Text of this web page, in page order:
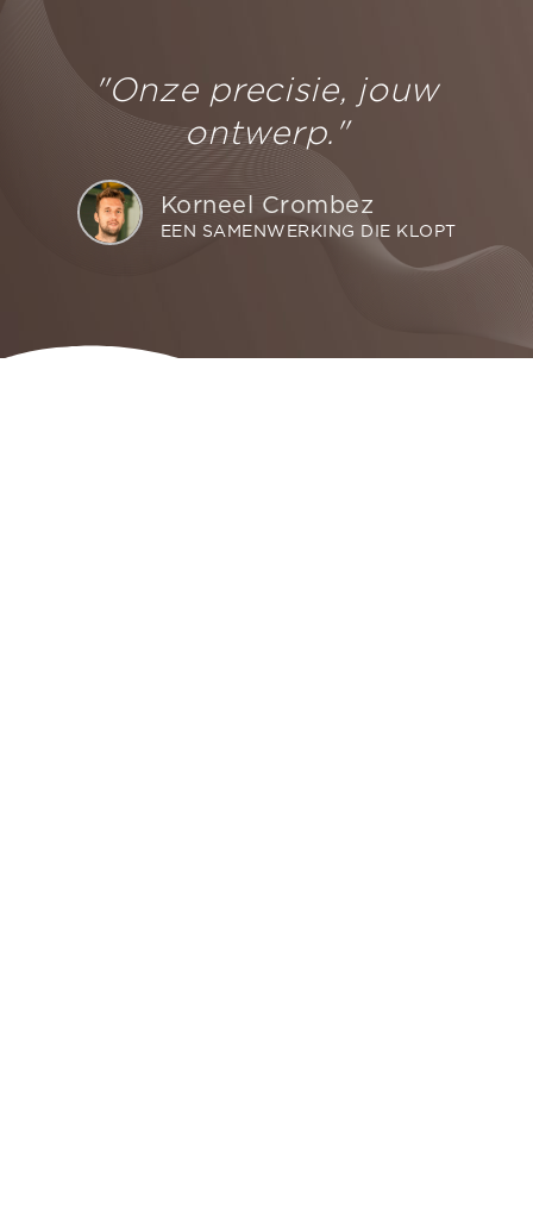
"Onze precisie, jouw
ontwerp."
Korneel Crombez
EEN SAMENWERKING DIE KLOPT